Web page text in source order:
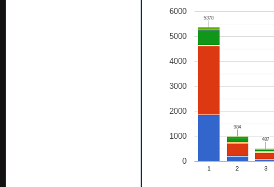
1 2 3
0
1000
2000
3000
4000
5000
6000
5378
5378
984
984
487
487